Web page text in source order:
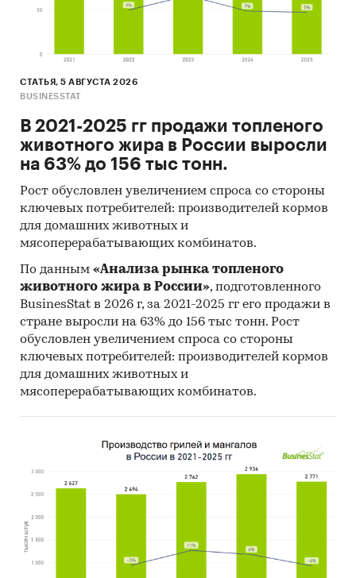
СТАТЬЯ, 5 АВГУСТА 2026
BUSINESSTAT
В 2021-2025 гг продажи топленого
животного жира в России выросли
на 63% до 156 тыс тонн.
Рост обусловлен увеличением спроса со стороны
ключевых потребителей: производителей кормов
для домашних животных и
мясоперерабатывающих комбинатов.
По данным «Анализа рынка топленого
животного жира в России», подготовленного
BusinesStat в 2026 г, за 2021-2025 гг его продажи в
стране выросли на 63% до 156 тыс тонн. Рост
обусловлен увеличением спроса со стороны
ключевых потребителей: производителей кормов
для домашних животных и
мясоперерабатывающих комбинатов.